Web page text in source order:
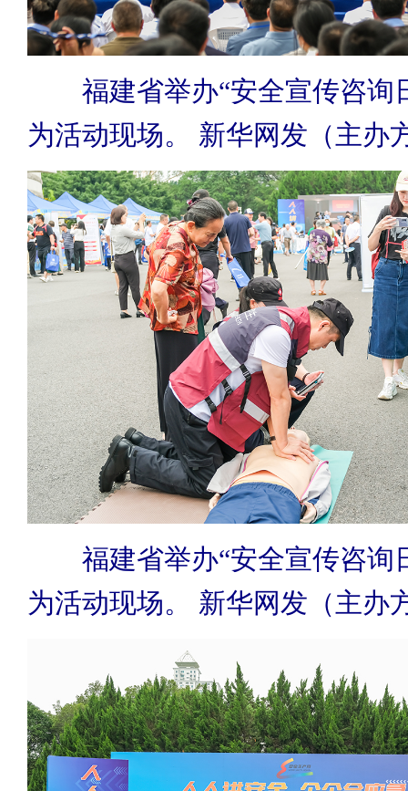
福建省举办“安全宣传咨询
为活动现场。 新华网发（主办
福建省举办“安全宣传咨询
为活动现场。 新华网发（主办